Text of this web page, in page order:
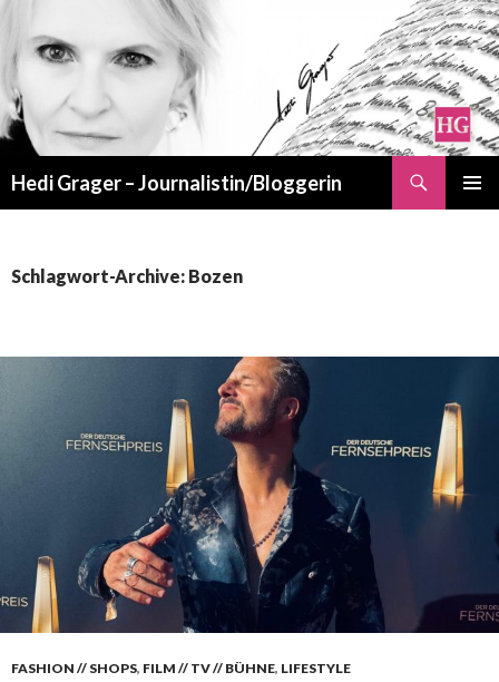
Hedi Grager – Journalistin/Bloggerin
Schlagwort-Archive: Bozen
FASHION // SHOPS, FILM // TV // BÜHNE, LIFESTYLE